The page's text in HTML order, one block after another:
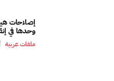
إصلاحات
وحدها في
ملفات عربية